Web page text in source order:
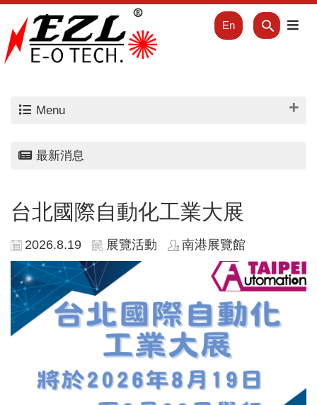
En
Menu
最新消息
台北國際自動化工業大展
2026.8.19 展覽活動 南港展覽館